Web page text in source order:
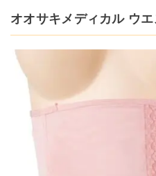
オオサキメディカル ウ